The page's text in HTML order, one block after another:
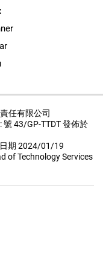
任有限公司
43/GP-TTDT 發佈於
期 2024/01/19
of Technology Services